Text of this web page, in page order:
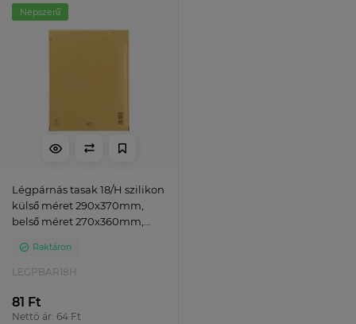
Népszerű
Légpárnás tasak 18/H szilikon
külső méret 290x370mm,
belső méret 270x360mm,
Raktáron
LEGPBAR18H
81 Ft
Nettó ár: 64 Ft